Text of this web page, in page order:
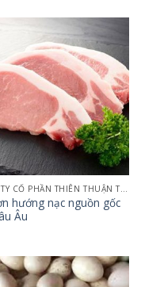
CÔNG TY CỔ PHẦN THIÊN THUẬN TƯỜNG QUẢNG NINH
hướng nạc nguồn gốc
Âu